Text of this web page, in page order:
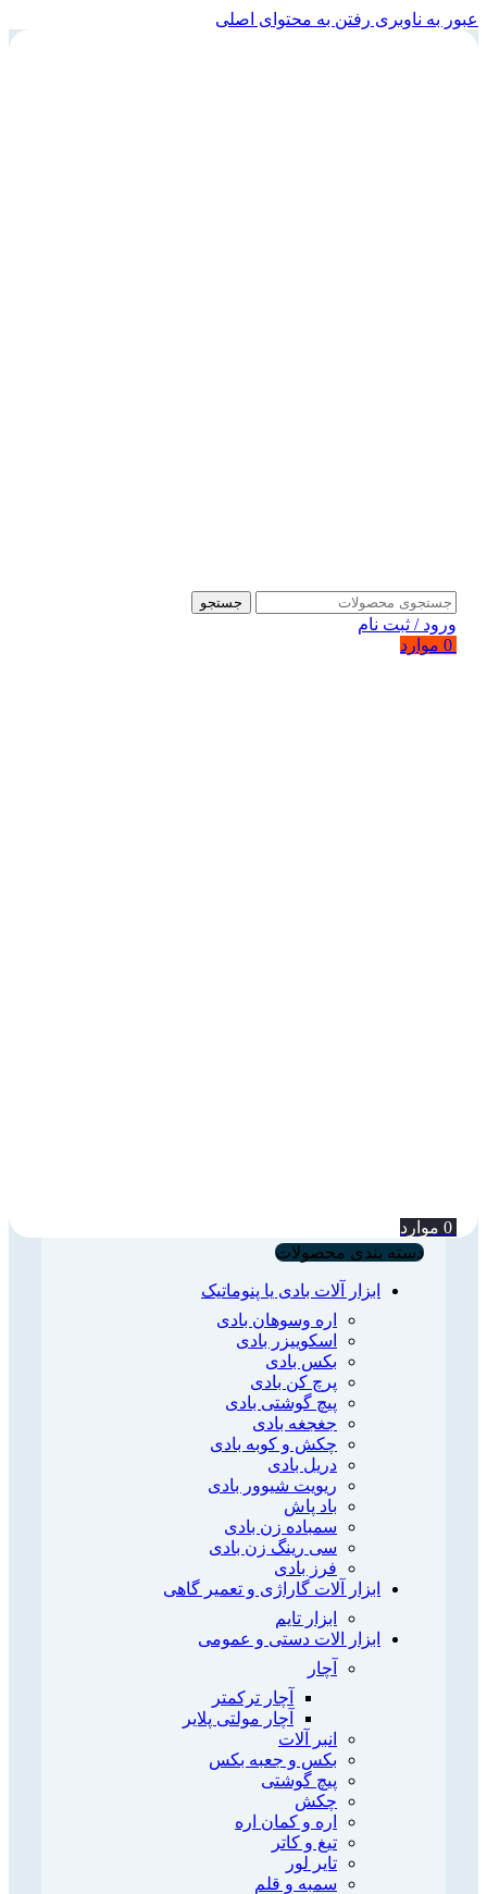
عبور به ناوبری رفتن به محتوای اصلی
جستجو
ورود / ثبت نام
0 موارد
0 موارد
دسته بندی محصولات
ابزار آلات بادی یا پنوماتیک
اره وسوهان بادی
اسکوییزر بادی
بکس بادی
پرچ کن بادی
پیچ گوشتی بادی
جغجغه بادی
چکش و کوبه بادی
دریل بادی
ریویت شیوور بادی
باد پاش
سمباده زن بادی
سی رینگ زن بادی
فرز بادی
ابزار آلات گاراژی و تعمیر گاهی
ابزار تایم
ابزار الات دستی و عمومی
آچار
آچار ترکمتر
آچار مولتی پلایر
انبر آلات
بکس و جعبه بکس
پیچ گوشتی
چکش
اره و کمان اره
تیغ و کاتر
تایر لور
سمبه و قلم